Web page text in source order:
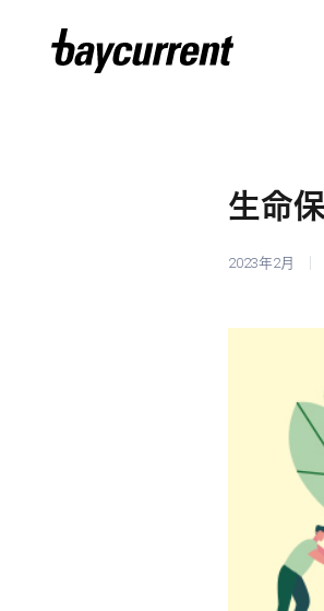
生命
2023年2月